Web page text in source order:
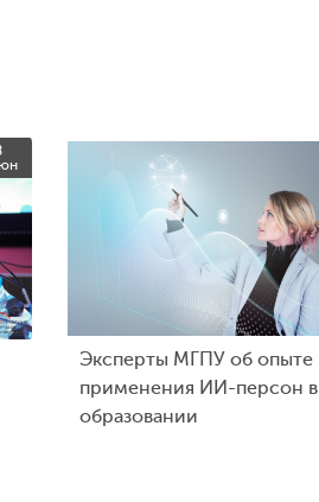
Эксперты МГПУ об опыте
применения ИИ-персон в
образовании